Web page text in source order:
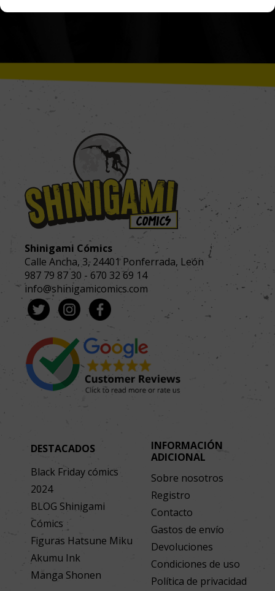
Shinigami Cómics
Calle Ancha, 3,24401 Ponferrada, León
987 79 87 30 - 670 32 69 14
info@shinigamicomics.com
DESTACADOS
Black Friday cómics
2024
BLOG Shinigami
Cómics
Figuras Hatsune Miku
Akumu Ink
Manga Shonen
INFORMACIÓN
ADICIONAL
Sobre nosotros
Registro
Contacto
Gastos de envío
Devoluciones
Condiciones de uso
Política de privacidad